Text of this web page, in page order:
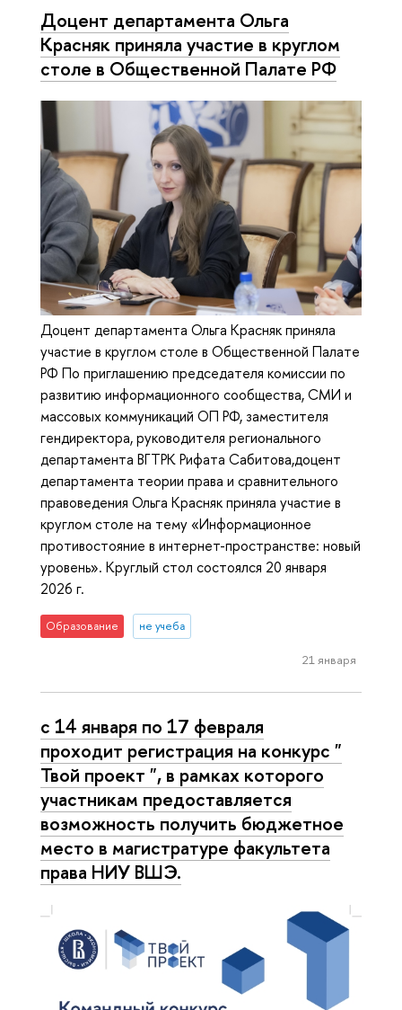
Доцент департамента Ольга
Красняк приняла участие в круглом
столе в Общественной Палате РФ
Доцент департамента Ольга Красняк приняла
участие в круглом столе в Общественной Палате
РФ По приглашению председателя комиссии по
развитию информационного сообщества, СМИ и
массовых коммуникаций ОП РФ, заместителя
гендиректора, руководителя регионального
департамента ВГТРК Рифата Сабитова,доцент
департамента теории права и сравнительного
правоведения Ольга Красняк приняла участие в
круглом столе на тему «Информационное
противостояние в интернет-пространстве: новый
уровень». Круглый стол состоялся 20 января
2026 г.
Образование не учеба
21 января
с 14 января по 17 февраля
проходит регистрация на конкурс "
Твой проект ", в рамках которого
участникам предоставляется
возможность получить бюджетное
место в магистратуре факультета
права НИУ ВШЭ.